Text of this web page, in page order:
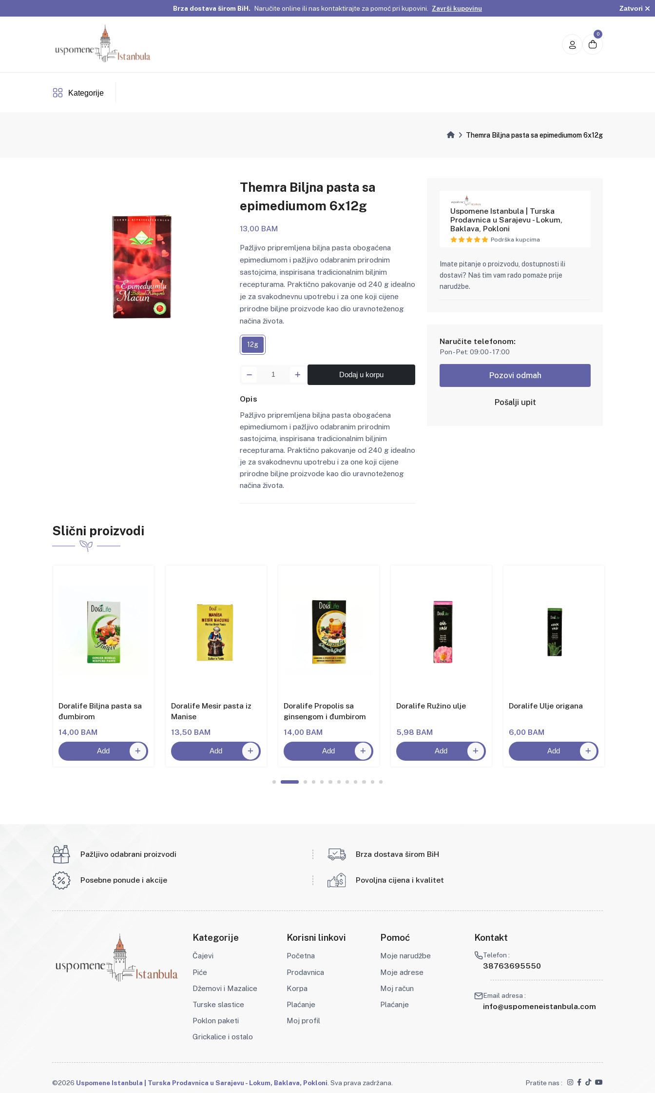
Brza dostava širom BiH. Naručite online ili nas kontaktirajte za pomoć pri kupovini.
Završi kupovinu
Dobrodošli u Uspomene Istanbula! Pažljivo odabrani proizvodi i posebne ponude za vas. Pogledaj ponudu
Zatvori
0
Kategorije
Themra Biljna pasta sa epimediumom 6x12g
Themra Biljna pasta sa
epimediumom 6x12g
13,00 BAM
Pažljivo pripremljena biljna pasta obogaćena
epimediumom i pažljivo odabranim prirodnim
sastojcima, inspirisana tradicionalnim biljnim
recepturama. Praktično pakovanje od 240 g idealno
je za svakodnevnu upotrebu i za one koji cijene
prirodne biljne proizvode kao dio uravnoteženog
načina života.
12g
Dodaj u korpu
Opis
Pažljivo pripremljena biljna pasta obogaćena
epimediumom i pažljivo odabranim prirodnim
sastojcima, inspirisana tradicionalnim biljnim
recepturama. Praktično pakovanje od 240 g idealno
je za svakodnevnu upotrebu i za one koji cijene
prirodne biljne proizvode kao dio uravnoteženog
načina života.
Uspomene Istanbula | Turska
Prodavnica u Sarajevu - Lokum,
Baklava, Pokloni
Podrška kupcima
Imate pitanje o proizvodu, dostupnosti ili
dostavi? Naš tim vam rado pomaže prije
narudžbe.
Naručite telefonom:
Pon - Pet: 09:00 - 17:00
Pozovi odmah
Pošalji upit
Slični proizvodi
Doralife Biljna pasta sa
đumbirom
14,00 BAM
Add
Doralife Mesir pasta iz
Manise
13,50 BAM
Add
Doralife Propolis sa
ginsengom i đumbirom
14,00 BAM
Add
Doralife Ružino ulje
5,98 BAM
Add
Doralife Ulje origana
6,00 BAM
Add
Pažljivo odabrani proizvodi Brza dostava širom BiH
Posebne ponude i akcije Povoljna cijena i kvalitet
Kategorije
Čajevi
Piće
Džemovi i Mazalice
Turske slastice
Poklon paketi
Grickalice i ostalo
Korisni linkovi
Početna
Prodavnica
Korpa
Plaćanje
Moj profil
Pomoć
Moje narudžbe
Moje adrese
Moj račun
Plaćanje
Kontakt
Telefon :
38763695550
Email adresa :
info@uspomeneistanbula.com
©2026 Uspomene Istanbula | Turska Prodavnica u Sarajevu - Lokum, Baklava, Pokloni . Sva prava zadržana. Pratite nas :